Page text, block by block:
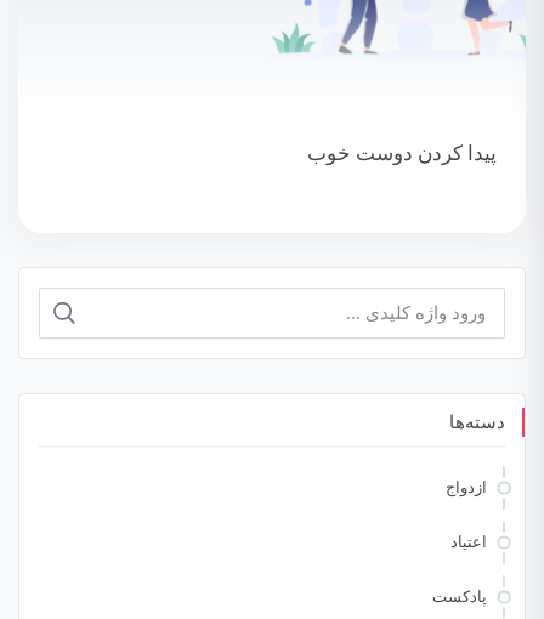
پیدا کردن دوست خوب
جستجو
دسته‌ها
ازدواج
اعتیاد
پادکست